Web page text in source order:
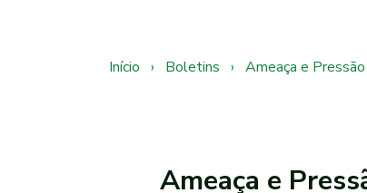
Início › Boletins › Ameaça e
Ameaça e